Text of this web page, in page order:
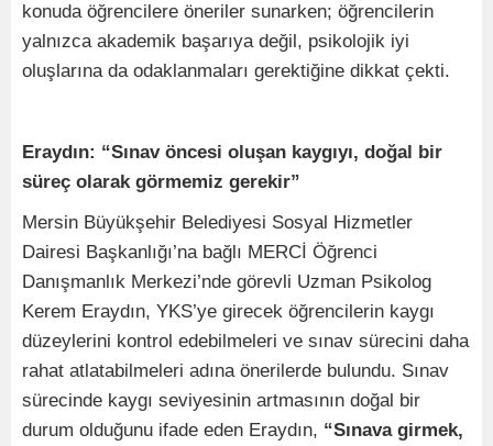
konuda öğrencilere öneriler sunarken; öğrencilerin
yalnızca akademik başarıya değil, psikolojik iyi
oluşlarına da odaklanmaları gerektiğine dikkat çekti.
Eraydın: “Sınav öncesi oluşan kaygıyı, doğal bir
süreç olarak görmemiz gerekir”
Mersin Büyükşehir Belediyesi Sosyal Hizmetler
Dairesi Başkanlığı’na bağlı MERCİ Öğrenci
Danışmanlık Merkezi’nde görevli Uzman Psikolog
Kerem Eraydın, YKS’ye girecek öğrencilerin kaygı
düzeylerini kontrol edebilmeleri ve sınav sürecini daha
rahat atlatabilmeleri adına önerilerde bulundu. Sınav
sürecinde kaygı seviyesinin artmasının doğal bir
durum olduğunu ifade eden Eraydın, “Sınava girmek,